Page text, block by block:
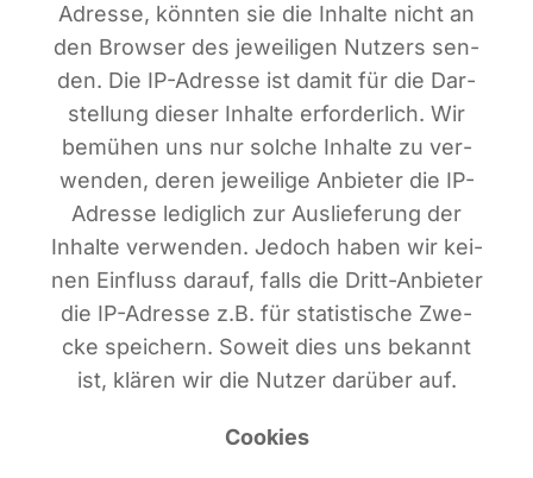
Adres­se, könn­ten sie die Inhal­te nicht an
den Brow­ser des jewei­li­gen Nut­zers sen­
den. Die IP-Adres­se ist damit für die Dar­
stel­lung die­ser Inhal­te erfor­der­lich. Wir
bemü­hen uns nur sol­che Inhal­te zu ver­
wen­den, deren jewei­li­ge Anbie­ter die IP-
Adres­se ledig­lich zur Aus­lie­fe­rung der
Inhal­te ver­wen­den. Jedoch haben wir kei­
nen Ein­fluss dar­auf, falls die Dritt-Anbie­ter
die IP-Adres­se z.B. für sta­tis­ti­sche Zwe­
cke spei­chern. Soweit dies uns bekannt
ist, klä­ren wir die Nut­zer dar­über auf.
Coo­kies